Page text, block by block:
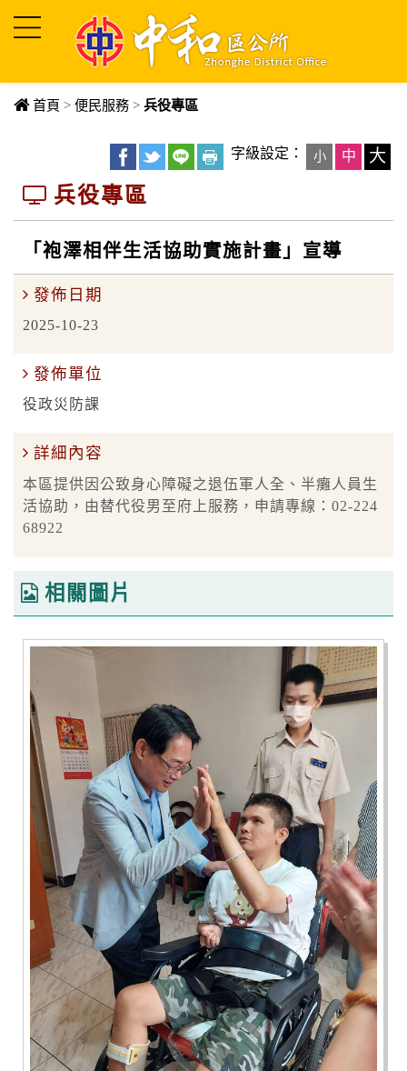
首頁 > 便民服務 > 兵役專區
字級設定： 小 中 大
兵役專區
「袍澤相伴生活協助實施計畫」宣導
發佈日期
2025-10-23
發佈單位
役政災防課
詳細內容
本區提供因公致身心障礙之退伍軍人全、半癱人員生
活協助，由替代役男至府上服務，申請專線：02-224
68922
相關圖片